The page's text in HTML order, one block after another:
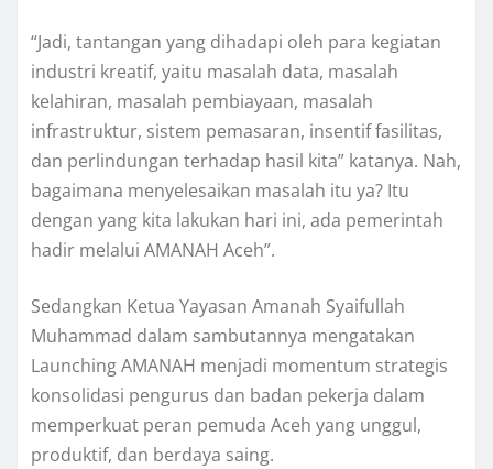
“Jadi, tantangan yang dihadapi oleh para kegiatan
industri kreatif, yaitu masalah data, masalah
kelahiran, masalah pembiayaan, masalah
infrastruktur, sistem pemasaran, insentif fasilitas,
dan perlindungan terhadap hasil kita” katanya. Nah,
bagaimana menyelesaikan masalah itu ya? Itu
dengan yang kita lakukan hari ini, ada pemerintah
hadir melalui AMANAH Aceh”.
Sedangkan Ketua Yayasan Amanah Syaifullah
Muhammad dalam sambutannya mengatakan
Launching AMANAH menjadi momentum strategis
konsolidasi pengurus dan badan pekerja dalam
memperkuat peran pemuda Aceh yang unggul,
produktif, dan berdaya saing.